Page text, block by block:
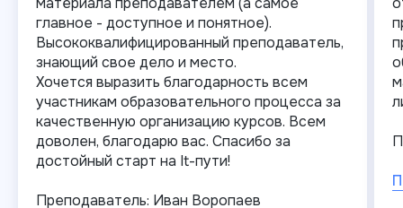
главное - доступное и понятное).
Высококвалифицированный преподаватель,
знающий свое дело и место.
Хочется выразить благодарность всем
участникам образовательного процесса за
качественную организацию курсов. Всем
доволен, благодарю вас. Спасибо за
достойный старт на It-пути!
Преподаватель: Иван Воропаев